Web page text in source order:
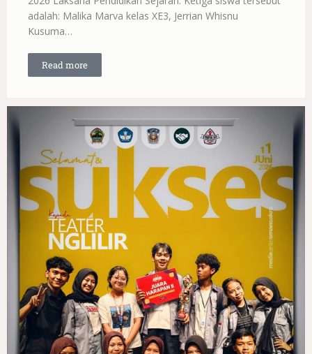
adalah: Malika Marva kelas XE3, Jerrian Whisnu
Kusuma…
Read more